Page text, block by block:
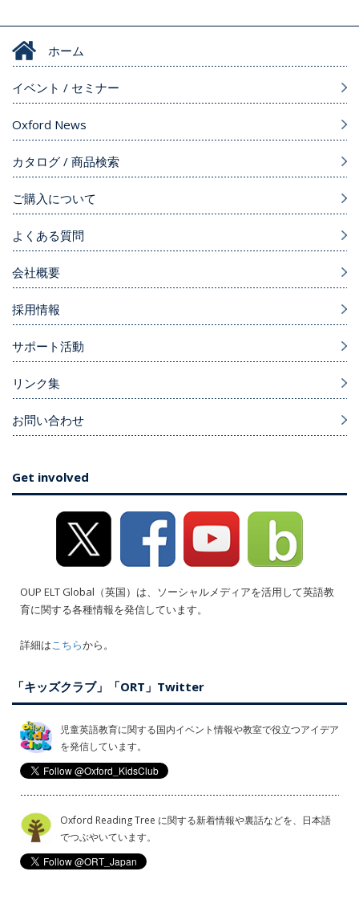
ホーム
イベント / セミナー
Oxford News
カタログ / 商品検索
ご購入について
よくある質問
会社概要
採用情報
サポート活動
リンク集
お問い合わせ
Get involved
OUP ELT Global（英国）は、ソーシャルメディアを活用して英語教
育に関する各種情報を発信しています。
詳細はこちらから。
「キッズクラブ」「ORT」Twitter
児童英語教育に関する国内イベント情報や教室で役立つアイデア
を発信しています。
Oxford Reading Tree に関する新着情報や裏話などを、日本語
でつぶやいています。